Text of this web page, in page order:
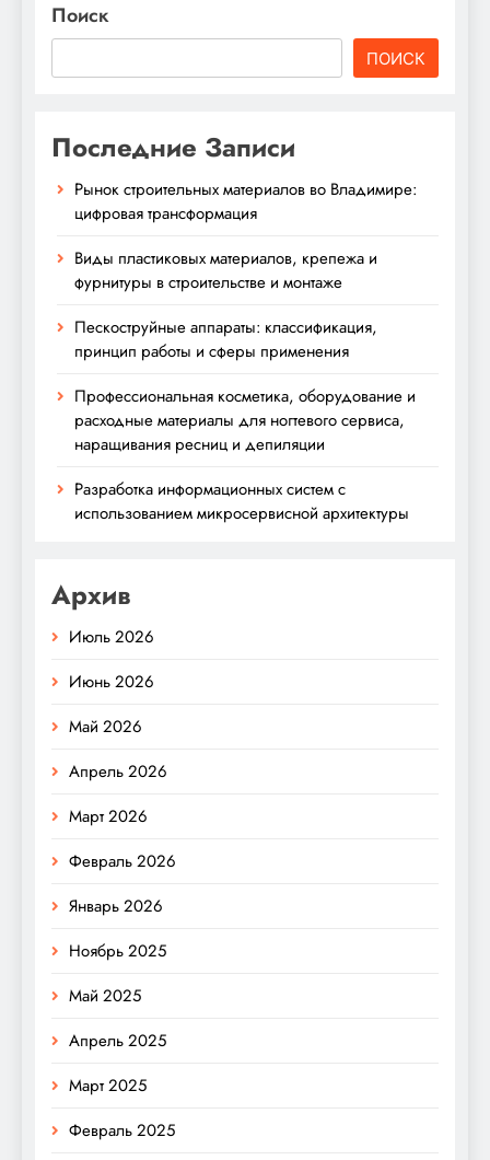
Поиск
ПОИСК
Последние Записи
Рынок строительных материалов во Владимире:
цифровая трансформация
Виды пластиковых материалов, крепежа и
фурнитуры в строительстве и монтаже
Пескоструйные аппараты: классификация,
принцип работы и сферы применения
Профессиональная косметика, оборудование и
расходные материалы для ногтевого сервиса,
наращивания ресниц и депиляции
Разработка информационных систем с
использованием микросервисной архитектуры
Архив
Июль 2026
Июнь 2026
Май 2026
Апрель 2026
Март 2026
Февраль 2026
Январь 2026
Ноябрь 2025
Май 2025
Апрель 2025
Март 2025
Февраль 2025